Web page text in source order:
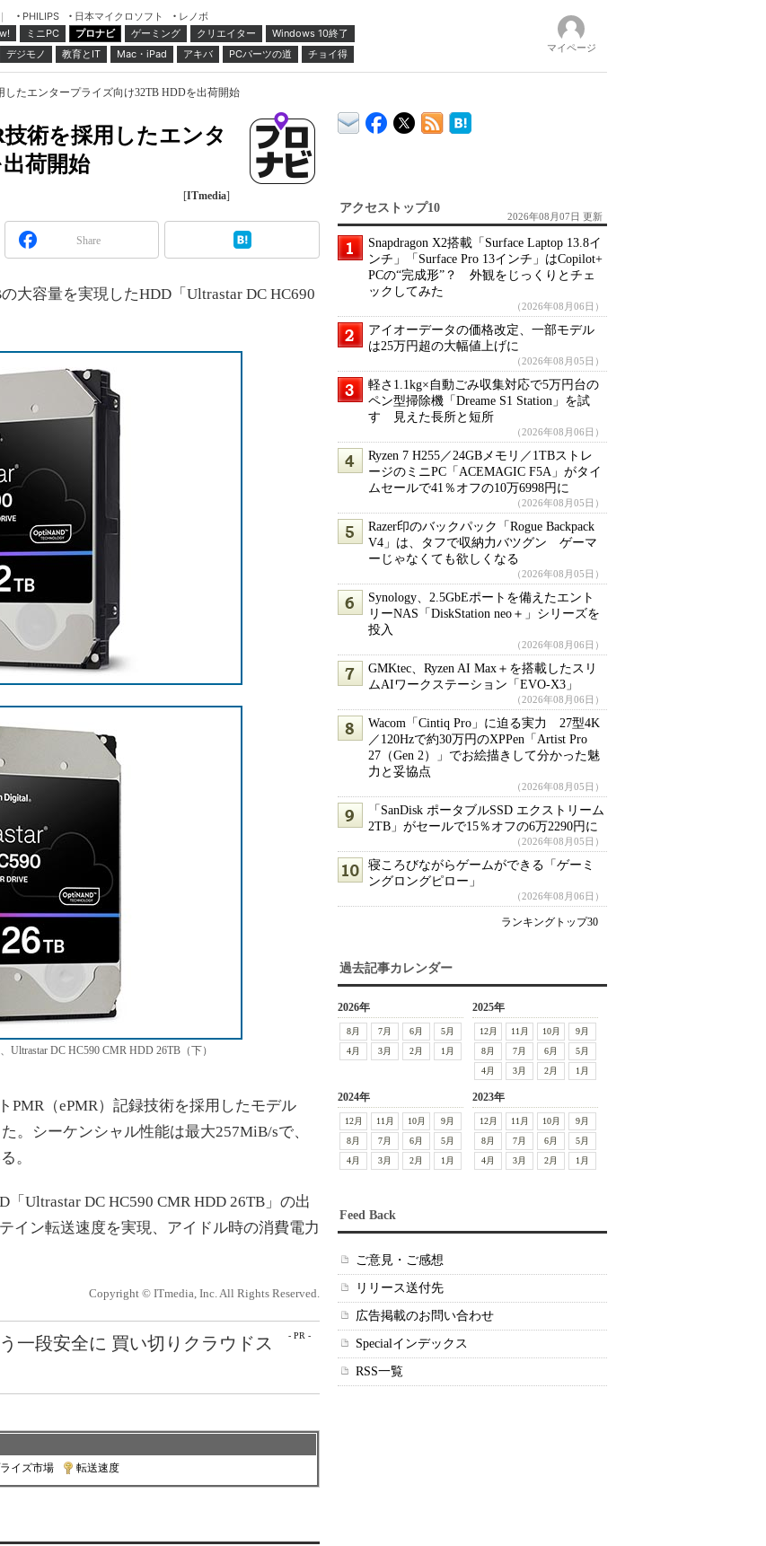
PHILIPS 日本マイクロソフト
レノボ
ミニPC プロナビ ゲーミング クリエイター
Windows 10終了
デジモノ 教育とIT Mac・iPad アキバ PCパーツの道 チョイ得 マイページ
したエンタープライズ向け32TB HDDを出荷開始
術を採用したエンタ
荷開始
[ITmedia]
Share
大容量を実現したHDD「Ultrastar DC HC690
Ultrastar DC HC590 CMR HDD 26TB（下）
（ePMR）記録技術を採用したモデル
。シーケンシャル性能は最大257MiB/sで、
。
Ultrastar DC HC590 CMR HDD 26TB」の出
イン転送速度を実現、アイドル時の消費電力
Copyright © ITmedia, Inc. All Rights Reserved.
- PR -
一段安全に 買い切りクラウドス
イズ市場 転送速度
アクセストップ10
2026年08月07日 更新
Snapdragon X2搭載「Surface Laptop 13.8イ
ンチ」「Surface Pro 13インチ」はCopilot+
PCの“完成形”？ 外観をじっくりとチェ
ックしてみた
（2026年08月06日）
アイオーデータの価格改定、一部モデル
は25万円超の大幅値上げに
（2026年08月05日）
軽さ1.1kg×自動ごみ収集対応で5万円台の
ペン型掃除機「Dreame S1 Station」を試
す 見えた長所と短所
（2026年08月06日）
Ryzen 7 H255／24GBメモリ／1TBストレ
ージのミニPC「ACEMAGIC F5A」がタイ
ムセールで41％オフの10万6998円に
（2026年08月05日）
Razer印のバックパック「Rogue Backpack
V4」は、タフで収納力バツグン ゲーマ
ーじゃなくても欲しくなる
（2026年08月05日）
Synology、2.5GbEポートを備えたエント
リーNAS「DiskStation neo＋」シリーズを
投入
（2026年08月06日）
GMKtec、Ryzen AI Max＋を搭載したスリ
ムAIワークステーション「EVO-X3」
（2026年08月06日）
Wacom「Cintiq Pro」に迫る実力 27型4K
／120Hzで約30万円のXPPen「Artist Pro
27（Gen 2）」でお絵描きして分かった魅
力と妥協点
（2026年08月05日）
「SanDisk ポータブルSSD エクストリーム
2TB」がセールで15％オフの6万2290円に
（2026年08月05日）
寝ころびながらゲームができる「ゲーミ
ングロングピロー」
（2026年08月06日）
ランキングトップ30
過去記事カレンダー
2026年
8月 7月 6月
5月
4月
3月 2月 1月
2025年
12月 11月 10月
9月
8月
7月 6月
5月
4月
3月 2月 1月
2024年
12月 11月 10月
9月
8月
7月 6月
5月
4月
3月 2月 1月
2023年
12月 11月 10月
9月
8月
7月 6月
5月
4月
3月 2月 1月
Feed Back
ご意見・ご感想
リリース送付先
広告掲載のお問い合わせ
Specialインデックス
RSS一覧